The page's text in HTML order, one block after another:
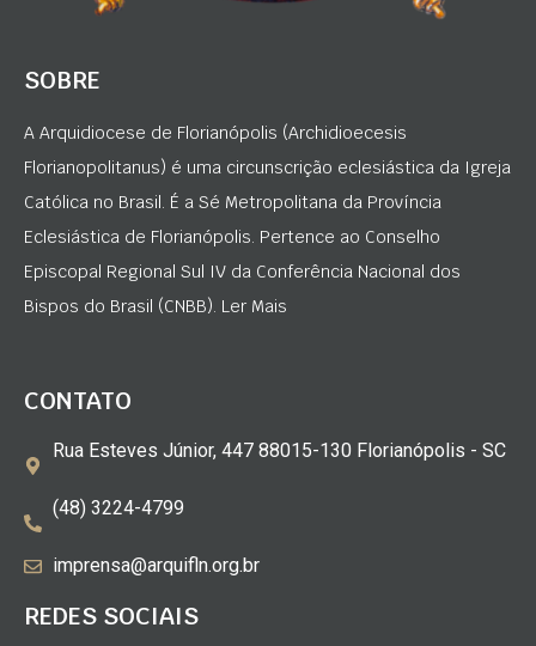
SOBRE
A Arquidiocese de Florianópolis (Archidioecesis
Florianopolitanus) é uma circunscrição eclesiástica da Igreja
Católica no Brasil. É a Sé Metropolitana da Província
Eclesiástica de Florianópolis. Pertence ao Conselho
Episcopal Regional Sul IV da Conferência Nacional dos
Bispos do Brasil (CNBB). Ler Mais
CONTATO
Rua Esteves Júnior, 447 88015-130 Florianópolis - SC
(48) 3224-4799
imprensa@arquifln.org.br
REDES SOCIAIS